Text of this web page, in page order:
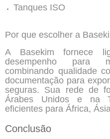
Tanques ISO
Por que escolher a
A Basekim fornece
desempenho para
combinando qualidade
documentação para
seguras. Sua rede de
Árabes Unidos e na
eficientes para África,
Conclusão